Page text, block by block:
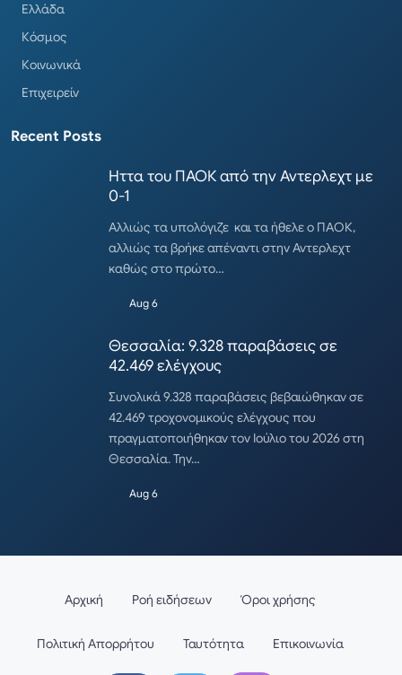
Ελλάδα
Κόσμος
Κοινωνικά
Επιχειρείν
Recent Posts
Ηττα του ΠΑΟΚ από την Αντερλεχτ με
0-1
Αλλιώς τα υπολόγιζε και τα ήθελε ο ΠΑΟΚ,
αλλιώς τα βρήκε απέναντι στην Αντερλεχτ
καθώς στο πρώτο…
Aug 6
Θεσσαλία: 9.328 παραβάσεις σε
42.469 ελέγχους
Συνολικά 9.328 παραβάσεις βεβαιώθηκαν σε
42.469 τροχονομικούς ελέγχους που
πραγματοποιήθηκαν τον Ιούλιο του 2026 στη
Θεσσαλία. Την…
Aug 6
Αρχική Ροή ειδήσεων Όροι χρήσης
Πολιτική Απορρήτου Ταυτότητα Επικοινωνία